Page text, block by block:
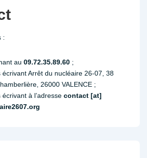
:
au 09.72.35.89.60 ;
écrivant Arrêt du nucléaire 26-07, 38
26000 VALENCE ;
à l’adresse contact [at]